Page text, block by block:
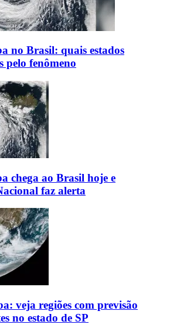
no Brasil: quais estados
pelo fenômeno
chega ao Brasil hoje e
faz alerta
veja regiões com previsão
no estado de SP